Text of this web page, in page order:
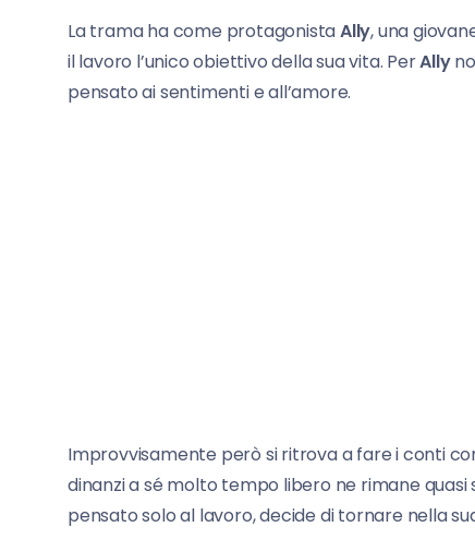
La trama ha come protagonistaAlly, una
il lavoro l’unico obiettivo della sua vita. PerAlly
pensato ai sentimenti e all’amore.
Improvvisamente però si ritrova a fare i conti
dinanzi a sé molto tempo libero ne rimane
pensato solo al lavoro, decide di tornare nella